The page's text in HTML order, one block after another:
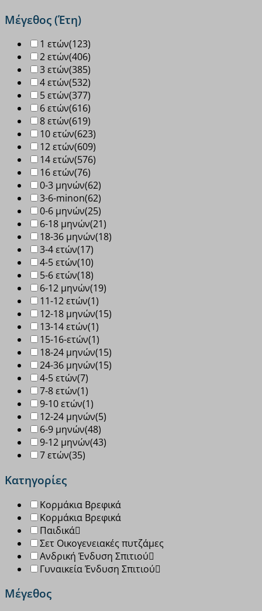
4
200
ποσότητα
Μέγεθος (Έτη)
1 ετών(123)
2 ετών(406)
3 ετών(385)
4 ετών(532)
5 ετών(377)
6 ετών(616)
8 ετών(619)
10 ετών(623)
12 ετών(609)
14 ετών(576)
16 ετών(76)
0-3 μηνών(62)
3-6-minon(62)
0-6 μηνών(25)
6-18 μηνών(21)
18-36 μηνών(18)
3-4 ετών(17)
4-5 ετών(10)
5-6 ετών(18)
6-12 μηνών(19)
11-12 ετών(1)
12-18 μηνών(15)
13-14 ετών(1)
15-16-ετών(1)
18-24 μηνών(15)
24-36 μηνών(15)
4-5 ετών(7)
7-8 ετών(1)
9-10 ετών(1)
12-24 μηνών(5)
6-9 μηνών(48)
9-12 μηνών(43)
7 ετών(35)
Κατηγορίες
Κορμάκια Βρεφικά
Κορμάκια Βρεφικά
Παιδικά
Σετ Οικογενειακές πυτζάμες
Ανδρική Ένδυση Σπιτιού
Γυναικεία Ένδυση Σπιτιού
Μέγεθος